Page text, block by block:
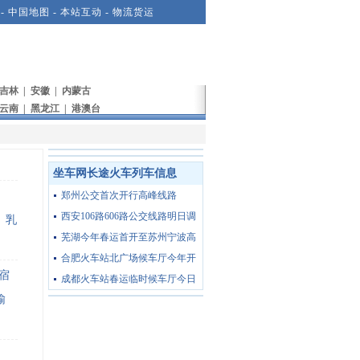
中国地图 - 本站互动 - 物流货运
吉林 安徽
内蒙古
云南
黑龙江 港澳台
乳
坐车网长途火车列车信息
郑州公交首次开行高峰线路
西安106路606路公交线路明日调
芜湖今年春运首开至苏州宁波高
合肥火车站北广场候车厅今年开
成都火车站春运临时候车厅今日